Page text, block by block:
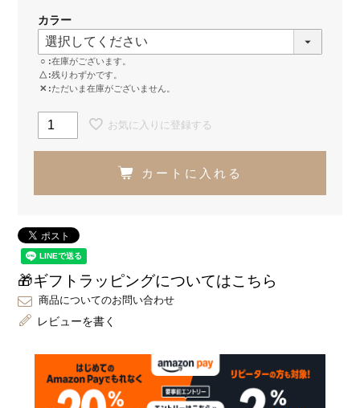
カラー
○
在庫がございます。
△ 残りわずかです。
✕
ただいま在庫がございません。
お気に入りに登録する
カートに入れる
🎁ギフトラッピングについてはこちら
商品についてのお問い合わせ
レビューを書く